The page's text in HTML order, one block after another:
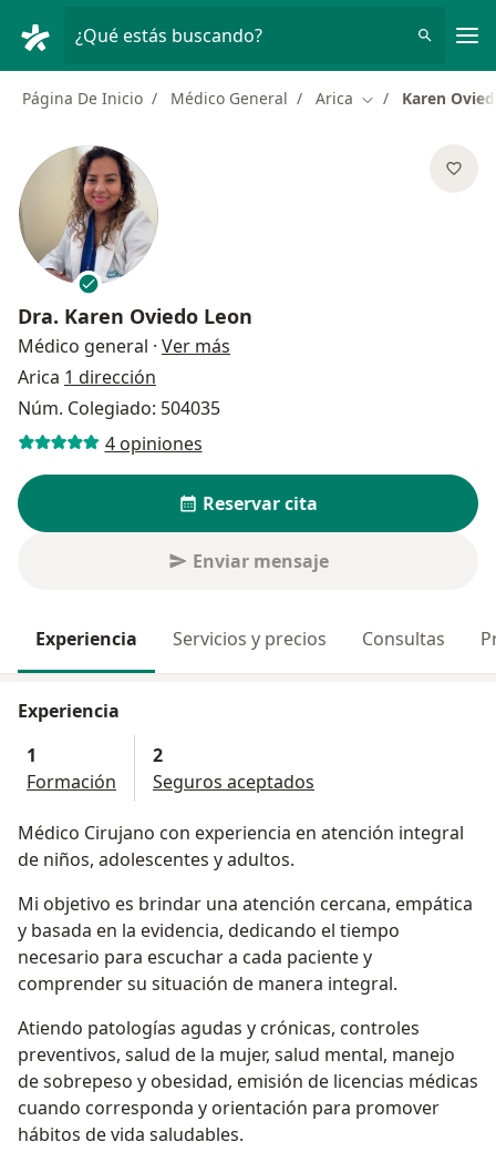
¿Qué estás buscando?
Página De Inicio Médico General Arica Cambiar de
Karen
Dra. Karen Oviedo Leon
Médico general · Ver más
Arica 1 dirección
Núm. Colegiado: 504035
4 opiniones
Reservar cita
Enviar mensaje
Experiencia Servicios y precios Consultas
Experiencia
1
Formación
2
Seguros aceptados
Médico Cirujano con experiencia en atención integral
de niños, adolescentes y adultos.
Mi objetivo es brindar una atención cercana, empática
y basada en la evidencia, dedicando el tiempo
necesario para escuchar a cada paciente y
comprender su situación de manera integral.
Atiendo patologías agudas y crónicas, controles
preventivos, salud de la mujer, salud mental, manejo
de sobrepeso y obesidad, emisión de licencias médicas
cuando corresponda y orientación para promover
hábitos de vida saludables.